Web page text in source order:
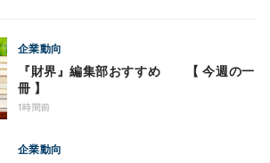
企業動向
『財界』編集部おすすめ 【 今週の一
冊 】
1時間前
企業動向